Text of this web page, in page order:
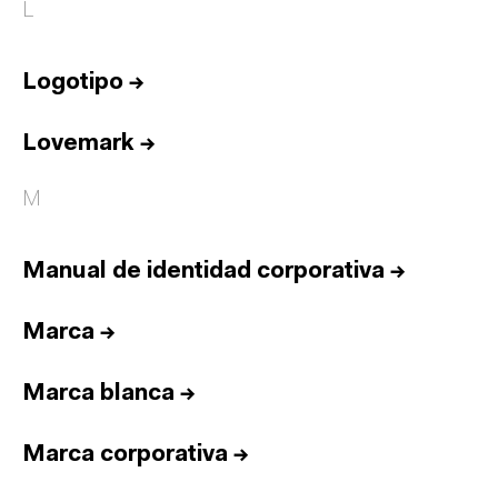
L
Logotipo →
Lovemark →
M
Manual de identidad corporativa →
Marca →
Marca blanca →
Marca corporativa →